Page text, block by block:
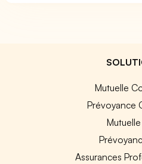
Mutuelle
Prévoyance
Assurances